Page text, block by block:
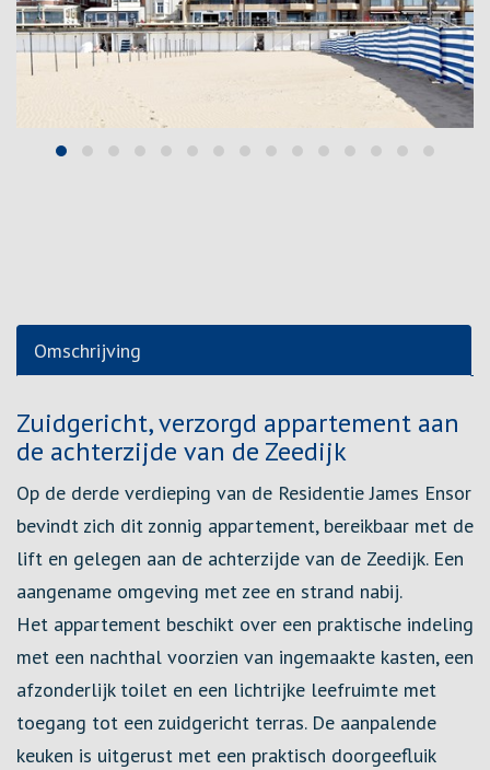
Omschrijving
Omschrijving
Zuidgericht, verzorgd appartement aan
de achterzijde van de Zeedijk
Op de derde verdieping van de Residentie James Ensor
bevindt zich dit zonnig appartement, bereikbaar met de
lift en gelegen aan de achterzijde van de Zeedijk. Een
aangename omgeving met zee en strand nabij.
Het appartement beschikt over een praktische indeling
met een nachthal voorzien van ingemaakte kasten, een
afzonderlijk toilet en een lichtrijke leefruimte met
toegang tot een zuidgericht terras. De aanpalende
keuken is uitgerust met een praktisch doorgeefluik